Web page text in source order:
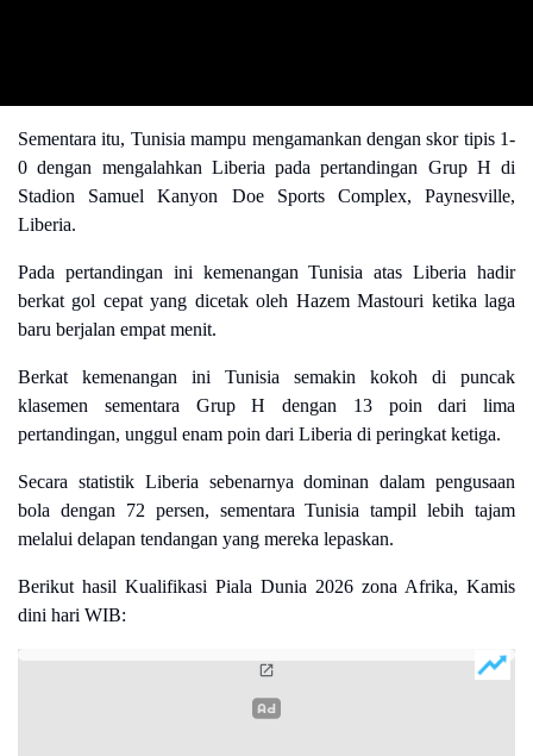
Sementara itu, Tunisia mampu mengamankan dengan skor tipis 1-
0 dengan mengalahkan Liberia pada pertandingan Grup H di
Stadion Samuel Kanyon Doe Sports Complex, Paynesville,
Liberia.
Pada pertandingan ini kemenangan Tunisia atas Liberia hadir
berkat gol cepat yang dicetak oleh Hazem Mastouri ketika laga
baru berjalan empat menit.
Berkat kemenangan ini Tunisia semakin kokoh di puncak
klasemen sementara Grup H dengan 13 poin dari lima
pertandingan, unggul enam poin dari Liberia di peringkat ketiga.
Secara statistik Liberia sebenarnya dominan dalam pengusaan
bola dengan 72 persen, sementara Tunisia tampil lebih tajam
melalui delapan tendangan yang mereka lepaskan.
Berikut hasil Kualifikasi Piala Dunia 2026 zona Afrika, Kamis
dini hari WIB: